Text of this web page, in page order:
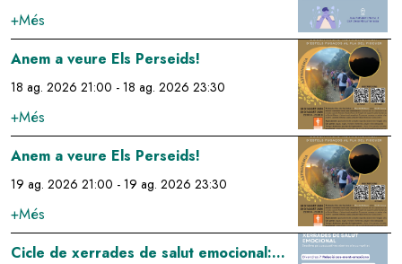
respiració
+Més
Anem a veure Els Perseids!
18 ag. 2026 21:00 - 18 ag. 2026 23:30
+Més
Image
Anem a veure Els Perseids!
19 ag. 2026 21:00 - 19 ag. 2026 23:30
+Més
Image
Cicle de xerrades de salut emocional:
Image